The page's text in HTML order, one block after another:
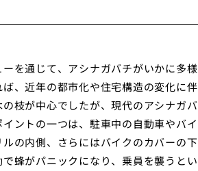
を通じて、アシナガバチがいかに多
、近年の都市化や住宅構造の変化に
枝が中心でしたが、現代のアシナガ
ントの一つは、駐車中の自動車やバ
の内側、さらにはバイクのカバーの
蜂がパニックになり、乗員を襲うと